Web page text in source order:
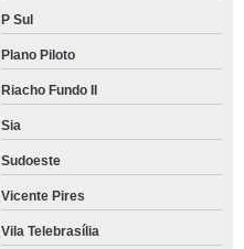
P Sul
Plano Piloto
Riacho Fundo II
Sia
Sudoeste
Vicente Pires
Vila Telebrasília